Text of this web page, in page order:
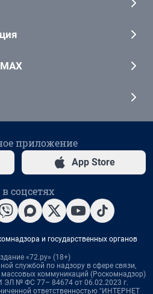
приложение
App Store
соцсетях
и государственных органов
«72.ру» (18+)
службой по надзору в сфере связи,
коммуникаций (Роскомнадзор)
ЭЛ № ФС 77– 84674 от 06.02.2023 г.
ответственностью "ИНТЕРНЕТ